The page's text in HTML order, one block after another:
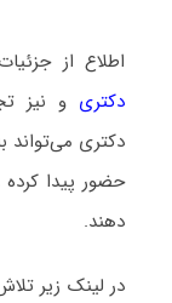
اطلاع از
دکتری و نیز
دکتری می‌تواند
حضور پیدا
دهند.
در لینک زیر